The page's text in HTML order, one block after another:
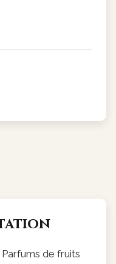
de fruits